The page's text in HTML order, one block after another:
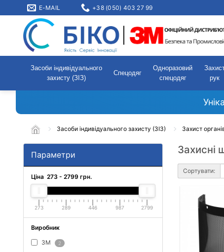
E-MAIL +38 (050) 403 27 99
Засоби індивідуального
захисту (ЗІЗ)
Спецодяг
Одноразовий
спецодяг
рук
Засоби індивідуального захисту (ЗІЗ) Захист
Параметри
Ціна 273 - 2799 грн.
273 289 446 987 2799
Виробник
3M 2
Захисні
Сортувати: